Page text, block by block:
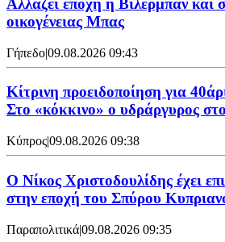
Aλλάζει εποχή η Βιλερμπάν και
οικογένειας Μπας
Γήπεδο|09.08.2026 09:43
Κίτρινη προειδοποίηση για
Στο «κόκκινο» ο υδράργυρος
Κύπρος|09.08.2026 09:38
Ο Νίκος Χριστοδουλίδης έχει
στην εποχή του Σπύρου
Παραπολιτικά|09.08.2026 09:35